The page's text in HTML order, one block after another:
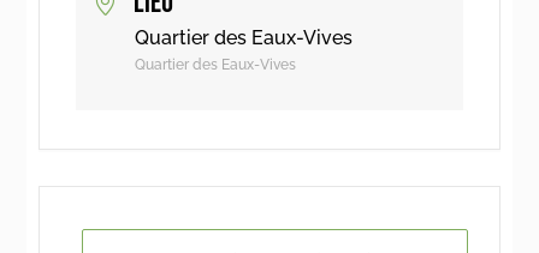
Quartier des Eaux-Vives
Quartier des Eaux-Vives